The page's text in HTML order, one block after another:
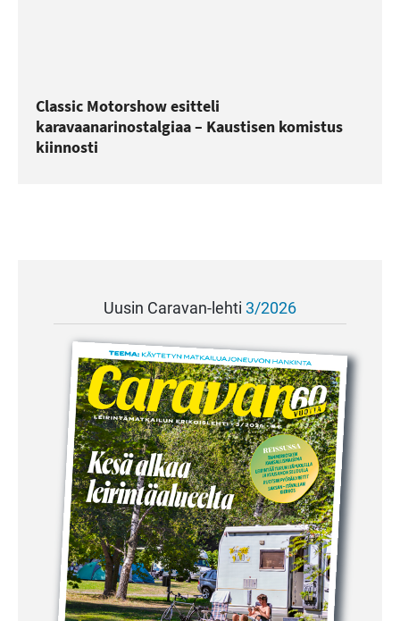
Classic Motorshow esitteli
karavaanarinostalgiaa – Kaustisen komistus
kiinnosti
Uusin Caravan-lehti 3/2026